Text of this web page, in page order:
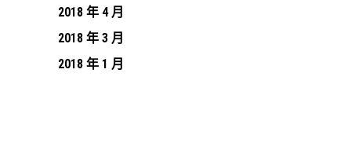
2018 年 4 月
2018 年 3 月
2018 年 1 月